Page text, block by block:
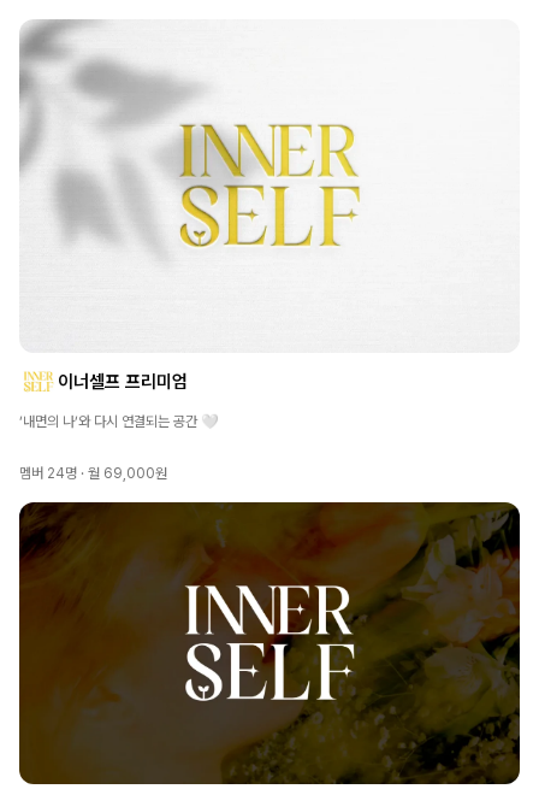
이너셀프 프리미엄
‘내면의 나‘와 다시 연결되는 공간 🤍
멤버 24명 · 월 69,000원